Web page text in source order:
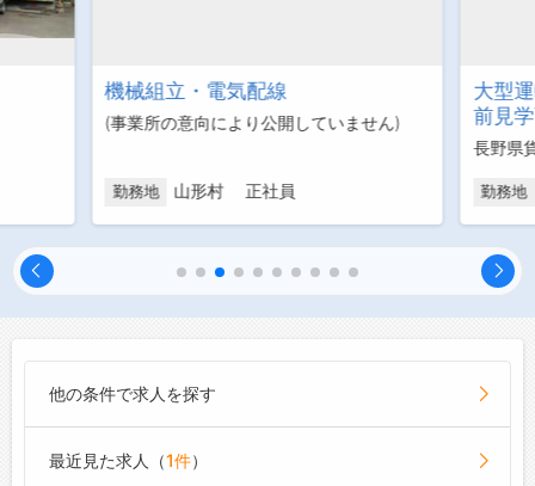
機械組立・電気配線
(事業所の意向により公開していません)
勤務地 山形村 正社員
大型
前見
長野県
勤務地
他の条件で求人を探す
最近見た求人（1件）